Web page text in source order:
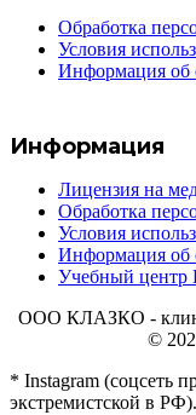
Обработка
Условия
Информация об
Информация
Лицензия на
Обработка
Условия
Информация об
Учебный
ООО КЛАЗКО -
©
* Instagram (соцсеть
экстремистской в РФ).